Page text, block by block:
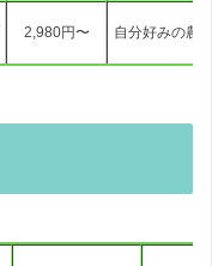
2,980円〜 自分好みの農